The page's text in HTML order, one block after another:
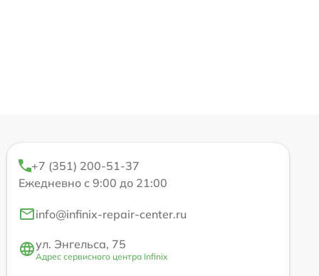
+7 (351) 200-51-37
Ежедневно с 9:00 до 21:00
info@infinix-repair-center.ru
ул. Энгельса, 75
Адрес сервисного центра Infinix